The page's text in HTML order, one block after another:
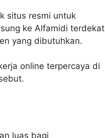
situs resmi untuk
ke Alfamidi terdekat
yang dibutuhkan.
online terpercaya di
luas bagi